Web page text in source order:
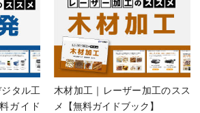
タル工
ガイド
木材加工｜レーザー加工のスス
メ【無料ガイドブック】